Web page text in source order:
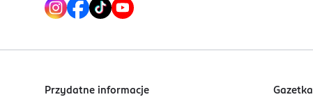
Przydatne informacje Gazetka